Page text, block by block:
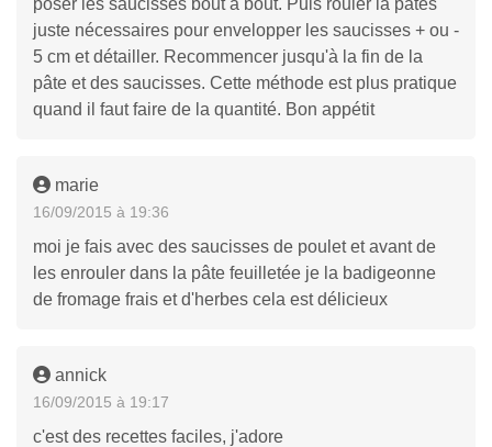
juste nécessaires pour envelopper les saucisses + ou -
5 cm et détailler. Recommencer jusqu'à la fin de la
pâte et des saucisses. Cette méthode est plus pratique
quand il faut faire de la quantité. Bon appétit
marie
16/09/2015 à 19:36
moi je fais avec des saucisses de poulet et avant de
les enrouler dans la pâte feuilletée je la badigeonne
de fromage frais et d'herbes cela est délicieux
annick
16/09/2015 à 19:17
c'est des recettes faciles, j'adore